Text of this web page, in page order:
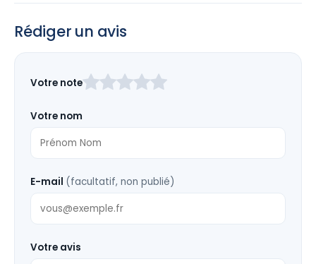
Rédiger un avis
ce
vide
Votre note
Votre nom
E-mail (facultatif, non publié)
Votre avis